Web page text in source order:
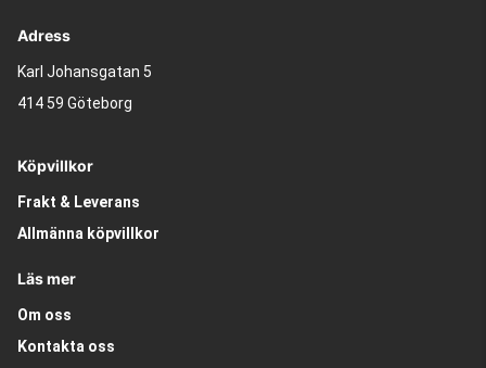
Adress
Karl Johansgatan 5
414 59 Göteborg
Köpvillkor
Frakt & Leverans
Allmänna köpvillkor
Läs mer
Om oss
Kontakta oss